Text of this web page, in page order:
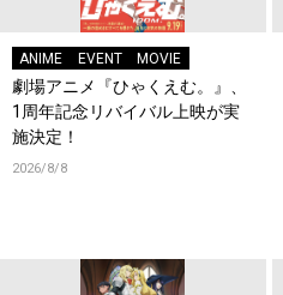
ANIME EVENT MOVIE
劇場アニメ『ひゃくえむ。』、
1周年記念リバイバル上映が実
施決定！
2026/8/8